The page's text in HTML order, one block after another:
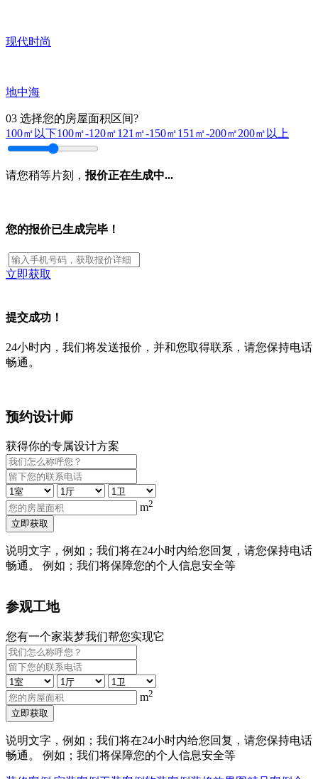
现代时尚
地中海
03 选择您的房屋面积区间?
100㎡以下100㎡-120㎡121㎡-150㎡151㎡-200㎡200㎡以上
请您稍等片刻， 报价正在生成中...
您的报价已生成完毕！
立即获取
提交成功！
24小时内，我们将发送报价，并和您取得联系，请您保持电话
畅通。
预约设计师
获得你的专属设计方案
m2
立即获取
说明文字，例如；我们将在24小时内给您回复，请您保持电话
畅通。 例如；我们将保障您的个人信息安全等
参观工地
您有一个家装梦我们帮您实现它
m2
立即获取
说明文字，例如；我们将在24小时内给您回复，请您保持电话
畅通。 例如；我们将保障您的个人信息安全等